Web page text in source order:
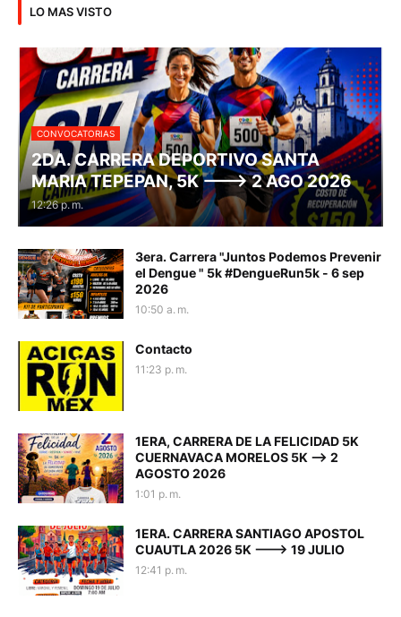
LO MAS VISTO
CONVOCATORIAS
2DA. CARRERA DEPORTIVO SANTA
MARIA TEPEPAN, 5K ---> 2 AGO 2026
12:26 p. m.
3era. Carrera "Juntos Podemos Prevenir
el Dengue " 5k #DengueRun5k - 6 sep
2026
10:50 a. m.
Contacto
11:23 p. m.
1ERA, CARRERA DE LA FELICIDAD 5K
CUERNAVACA MORELOS 5K --> 2
AGOSTO 2026
1:01 p. m.
1ERA. CARRERA SANTIAGO APOSTOL
CUAUTLA 2026 5K ---> 19 JULIO
12:41 p. m.